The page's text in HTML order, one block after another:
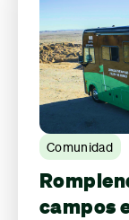
Comunidad
campos